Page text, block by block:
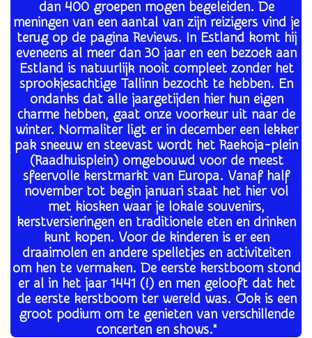
dan 400 groepen mogen begeleiden. De
meningen van een aantal van zijn reizigers vind je
terug op de pagina Reviews. In Estland komt hij
eveneens al meer dan 30 jaar en een bezoek aan
Estland is natuurlijk nooit compleet zonder het
sprookjesachtige Tallinn bezocht te hebben. En
ondanks dat alle jaargetijden hier hun eigen
charme hebben, gaat onze voorkeur uit naar de
winter. Normaliter ligt er in december een lekker
pak sneeuw en steevast wordt het Raekoja-plein
(Raadhuisplein) omgebouwd voor de meest
sfeervolle kerstmarkt van Europa. Vanaf half
november tot begin januari staat het hier vol
met kiosken waar je lokale souvenirs,
kerstversieringen en traditionele eten en drinken
kunt kopen. Voor de kinderen is er een
draaimolen en andere spelletjes en activiteiten
om hen te vermaken. De eerste kerstboom stond
er al in het jaar 1441 (!) en men gelooft dat het
de eerste kerstboom ter wereld was. Ook is een
groot podium om te genieten van verschillende
concerten en shows."